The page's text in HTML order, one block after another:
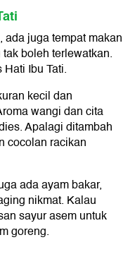
juga tempat makan
boleh terlewatkan.
Ibu Tati.
kecil dan
wangi dan cita
Apalagi ditambah
cocolan racikan
ada ayam bakar,
nikmat. Kalau
sayur asem untuk
goreng.